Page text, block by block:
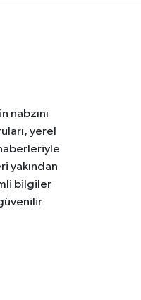
nabzını
yerel
yakından
bilgiler